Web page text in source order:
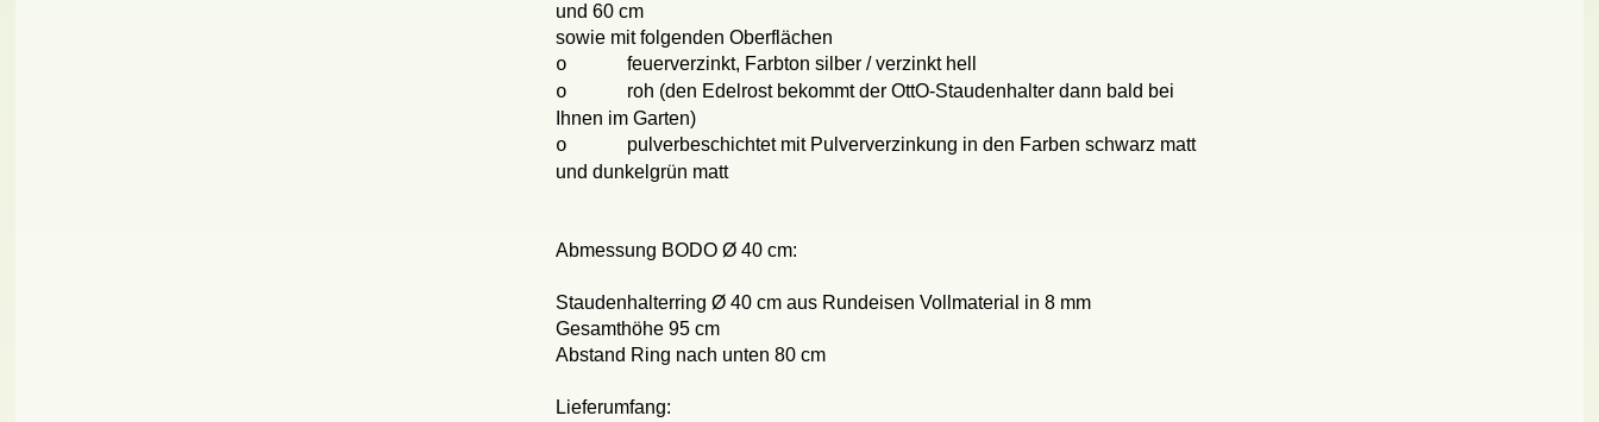
und 60 cm
sowie mit folgenden Oberflächen
ofeuerverzinkt, Farbton silber / verzinkt hell
o roh (den Edelrost bekommt der OttO-Staudenhalter dann bald bei
Ihnen im Garten)
o pulverbeschichtet mit Pulververzinkung in den Farben schwarz matt
und dunkelgrün matt
Abmessung BODO Ø 40 cm:
Staudenhalterring Ø 40 cm aus Rundeisen Vollmaterial in 8 mm
Gesamthöhe 95 cm
Abstand Ring nach unten 80 cm
Lieferumfang: